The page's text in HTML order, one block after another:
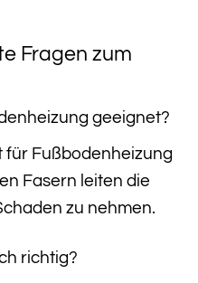
Fragen zum
geeignet?
für Fußbodenheizung
Fasern leiten die
zu nehmen.
richtig?